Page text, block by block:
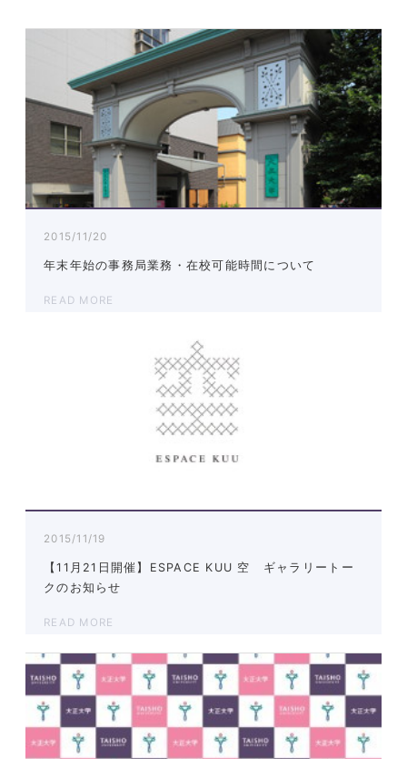
2015/11/20
年末年始の事務局業務・在校可能時間について
READ MORE
2015/11/19
【11月21日開催】ESPACE KUU 空 ギャラリートー
クのお知らせ
READ MORE